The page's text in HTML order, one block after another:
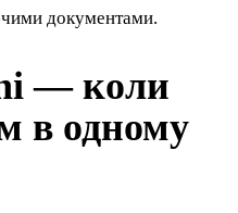
документами.
— коли
в одному